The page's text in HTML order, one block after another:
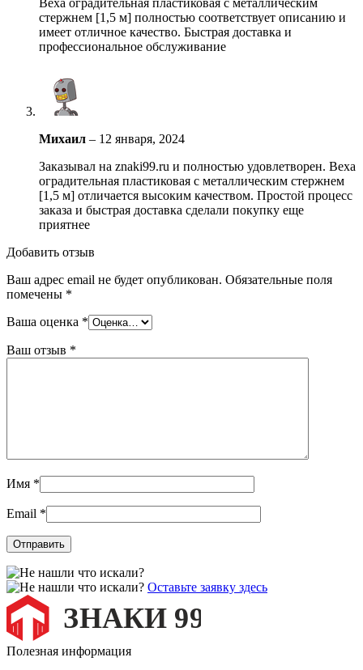
стержнем [1,5 м] полностью соответствует описанию и
имеет отличное качество. Быстрая доставка и
профессиональное обслуживание
Михаил – 12 января, 2024
Заказывал на znaki99.ru и полностью удовлетворен. Веха
оградительная пластиковая с металлическим стержнем
[1,5 м] отличается высоким качеством. Простой процесс
заказа и быстрая доставка сделали покупку еще
приятнее
Добавить отзыв
Ваш адрес email не будет опубликован. Обязательные поля
помечены *
Ваша оценка *
Ваш отзыв *
Имя *
Email *
Оставьте заявку здесь
Полезная информация